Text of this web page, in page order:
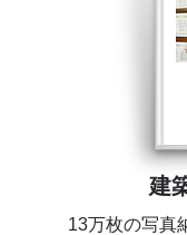
建
13万枚の写真